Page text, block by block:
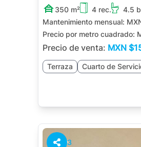
350 m²
4 rec. 4.5
Mantenimiento mensual:
Precio por metro cuadrado:
Precio de venta: MXN
Terraza Cuarto de
3